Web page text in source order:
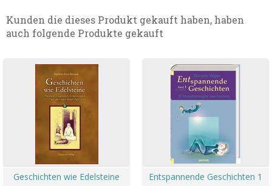
Kunden die dieses Produkt gekauft haben, haben
auch folgende Produkte gekauft
Geschichten wie Edelsteine Entspannende Geschichten 1